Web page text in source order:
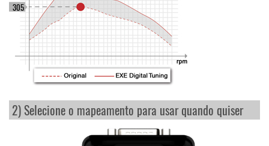
305
2) Selecione o mapeamento para usar quando quiser